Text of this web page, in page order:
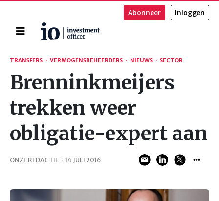
Home
Abonneer Inloggen
Zoeken
TRANSFERS · VERMOGENSBEHEERDERS · NIEUWS · SECTOR
Brenninkmeijers
trekken weer
obligatie-expert aan
ONZE REDACTIE · 14 JULI 2016